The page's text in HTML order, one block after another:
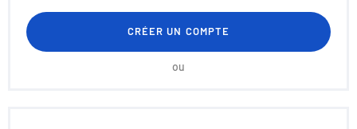
CRÉER UN COMPTE
ou